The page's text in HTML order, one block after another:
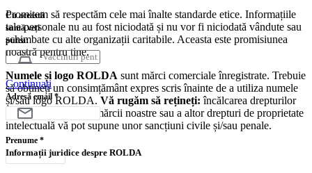
Cu această
sumă veți
putea:
Continuați
Adresă email *
Prenume *
Promitem să respectăm cele mai înalte standarde etice. Informațiile
tale personale nu au fost niciodată și nu vor fi niciodată vândute sau
schimbate cu alte organizații caritabile. Aceasta este promisiunea
noastră pentru tine.
Numele și logo ROLDA sunt mărci comerciale înregistrate. Trebuie
să obțineți un consimțământ expres scris înainte de a utiliza numele
și/sau logo ROLDA. Vă rugăm să rețineți: încălcarea drepturilor
noastre de autor și a mărcii noastre sau a altor drepturi de proprietate
intelectuală vă pot supune unor sancțiuni civile și/sau penale.
Informații juridice despre ROLDA